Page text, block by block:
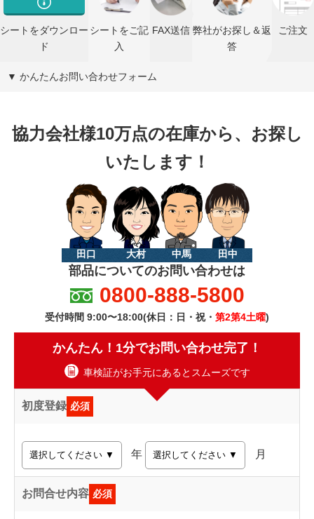
シートをダウンロー
ド
シートをご記
入
FAX送信 弊社がお探し＆返
答
ご注文
▼ かんたんお問い合わせフォーム
協力会社様10万点の在庫から、お探し
いたします！
田口 大村 中馬 田中
部品についてのお問い合わせは
0800-888-5800
受付時間 9:00〜18:00(休日：日・祝・ 第2第4土曜)
かんたん！1分でお問い合わせ完了！
車検証がお手元にあるとスムーズです
初度登録 必須
年 月
お問合せ内容 必須